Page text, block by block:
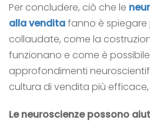
Per concludere, ciò che le
alla venditafanno è
collaudate, come la
funzionano e come è
approfondimenti
cultura di vendita più
Le neuroscienze possono